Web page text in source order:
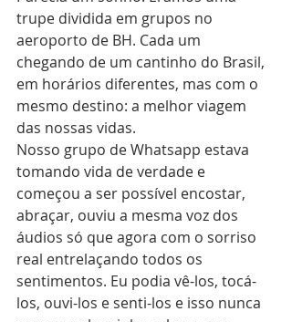
trupe dividida em grupos no
aeroporto de BH. Cada um
chegando de um cantinho do Brasil,
em horários diferentes, mas com o
mesmo destino: a melhor viagem
das nossas vidas.
Nosso grupo de Whatsapp estava
tomando vida de verdade e
começou a ser possível encostar,
abraçar, ouviu a mesma voz dos
áudios só que agora com o sorriso
real entrelaçando todos os
sentimentos. Eu podia vê-los, tocá-
los, ouvi-los e senti-los e isso nunca